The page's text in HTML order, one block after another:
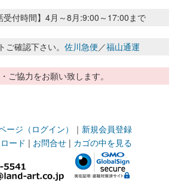
付時間】4月～8月:9:00～17:00まで
確認下さい。 佐川急便／福山通運
協力をお願い致します。
ージ（ログイン） ｜ 新規会員登録
ード | お問合せ | カゴの中を見る